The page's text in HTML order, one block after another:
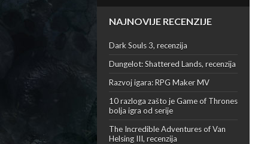
NAJNOVIJE RECENZIJE
Dark Souls 3, recenzija
Dungelot: Shattered Lands, recenzija
Razvoj igara: RPG Maker MV
10 razloga zašto je Game of Thrones
bolja igra od serije
The Incredible Adventures of Van
Helsing III, recenzija